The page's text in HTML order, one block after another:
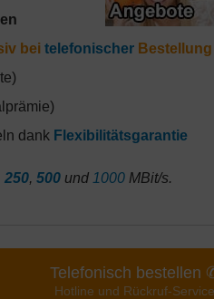
bei telefonischer Bestellung
dank Flexibilitätsgarantie
250, 500 und 1000 MBit/s.
Telefonisch bestellen
Hotline und Rückruf-Service